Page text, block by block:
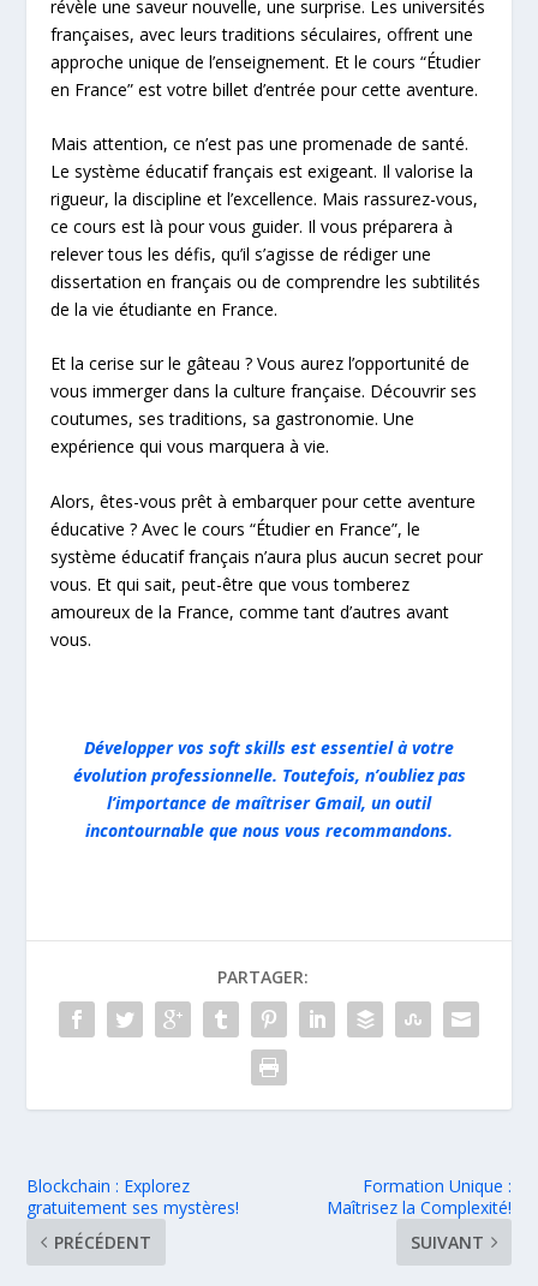
révèle une saveur nouvelle, une surprise. Les universités
françaises, avec leurs traditions séculaires, offrent une
approche unique de l’enseignement. Et le cours “Étudier
en France” est votre billet d’entrée pour cette aventure.
Mais attention, ce n’est pas une promenade de santé.
Le système éducatif français est exigeant. Il valorise la
rigueur, la discipline et l’excellence. Mais rassurez-vous,
ce cours est là pour vous guider. Il vous préparera à
relever tous les défis, qu’il s’agisse de rédiger une
dissertation en français ou de comprendre les subtilités
de la vie étudiante en France.
Et la cerise sur le gâteau ? Vous aurez l’opportunité de
vous immerger dans la culture française. Découvrir ses
coutumes, ses traditions, sa gastronomie. Une
expérience qui vous marquera à vie.
Alors, êtes-vous prêt à embarquer pour cette aventure
éducative ? Avec le cours “Étudier en France”, le
système éducatif français n’aura plus aucun secret pour
vous. Et qui sait, peut-être que vous tomberez
amoureux de la France, comme tant d’autres avant
vous.
Développer vos soft skills est essentiel à votre
évolution professionnelle. Toutefois, n’oubliez pas
l’importance de maîtriser Gmail, un outil
incontournable que nous vous recommandons.
PARTAGER:
Blockchain : Explorez
gratuitement ses mystères!
PRÉCÉDENT
Formation Unique :
Maîtrisez la Complexité!
SUIVANT